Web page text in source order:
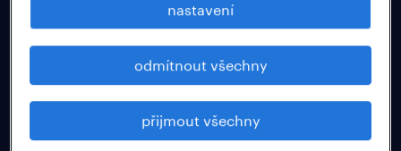
pro zaměstnavatele
pro uchazeče
HR svět a kariéra
nastavení
odmítnout všechny
přijmout všechny